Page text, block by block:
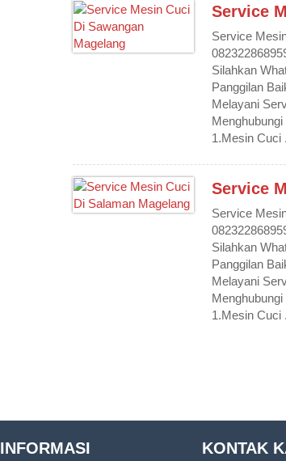
Service
Service
Silahkan
Panggilan
Melayani
1.Mesin Cuci
Service
Service
Silahkan
Panggilan
Melayani
1.Mesin Cuci
INFORMASI KONTAK